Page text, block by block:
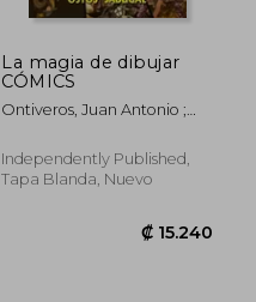
La magia de dibujar
CÓMICS
Ontiveros, Juan Antonio ;
Kamui
Independently Published,
Tapa Blanda, Nuevo